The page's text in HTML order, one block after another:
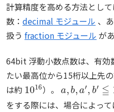
計算精度を高める方法とし
数： decimal モジュール 、
扱う fraction モジュール が
64bit 浮動小数点数は、有
たい最高位から15桁以上先
は約
1016
）。
a,b,a′,b′≦
をする際には、場合によって